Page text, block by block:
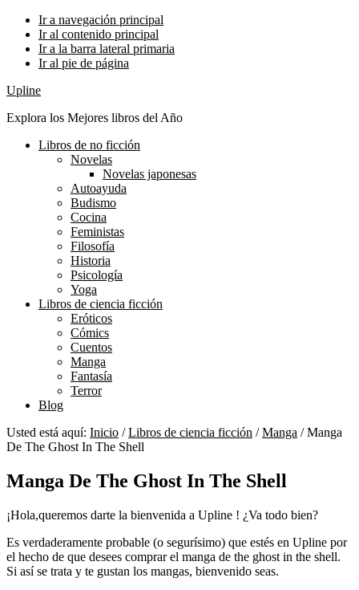
Ir a navegación principal
Ir al contenido principal
Ir a la barra lateral primaria
Ir al pie de página
Upline
Explora los Mejores libros del Año
Libros de no ficción
Novelas
Novelas japonesas
Autoayuda
Budismo
Cocina
Feministas
Filosofía
Historia
Psicología
Yoga
Libros de ciencia ficción
Eróticos
Cómics
Cuentos
Manga
Fantasía
Terror
Blog
Usted está aquí: Inicio / Libros de ciencia ficción / Manga /Manga
De The Ghost In The Shell
Manga De The Ghost In The Shell
¡Hola,queremos darte la bienvenida a Upline ! ¿Va todo bien?
Es verdaderamente probable (o segurísimo) que estés en Upline por
el hecho de que desees comprar el manga de the ghost in the shell.
Si así se trata y te gustan los mangas, bienvenido seas.